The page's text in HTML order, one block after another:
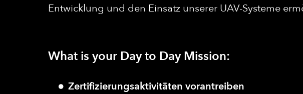
Entwicklung und den Einsatz unserer UAV-Systeme
What is your Day to Day Mission:
Zertifizierungsaktivitäten vorantreiben